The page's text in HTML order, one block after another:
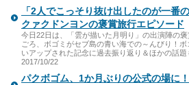
「2人でこっそり抜け出したのが一番
クァクドンヨンの褒賞旅行エピソード
今日22日は、「雲が描いた月明り」の出演陣の
ごろ、ボゴミがセブ島の青い海での～んびり！
いアップされた記念に過去振り返り＆ほかの話題
2017/10/22
パクボゴム、1か月ぶりの公式の場に